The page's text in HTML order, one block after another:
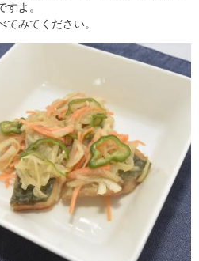
よ。
みてください。